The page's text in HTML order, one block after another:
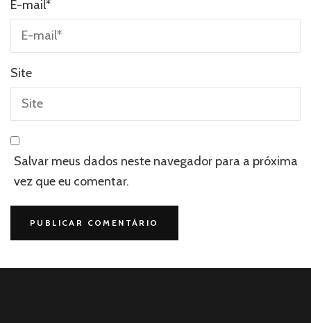
E-mail*
Site
Salvar meus dados neste navegador para a próxima
vez que eu comentar.